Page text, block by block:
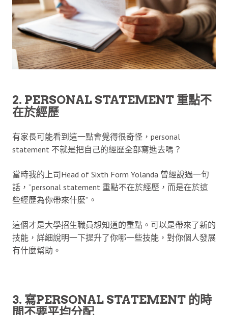
2. PERSONAL STATEMENT 重點不
在於經歷
有家長可能看到這一點會覺得很奇怪，personal
statement 不就是把自己的經歷全部寫進去嗎？
當時我的上司Head of Sixth Form Yolanda 曾經說過一句
話，”personal statement 重點不在於經歷，而是在於這
些經歷為你帶來什麼”。
這個才是大學招生職員想知道的重點。可以是帶來了新的
技能，詳細說明一下提升了你哪一些技能，對你個人發展
有什麼幫助。
3. 寫PERSONAL STATEMENT 的時
間不要平均分配